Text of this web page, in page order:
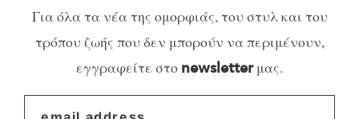
Για όλα τα νέα της ομορφιάς, του στυλ και του
τρόπου ζωής που δεν μπορούν να περιμένουν,
εγγραφείτε στο newsletterμας.